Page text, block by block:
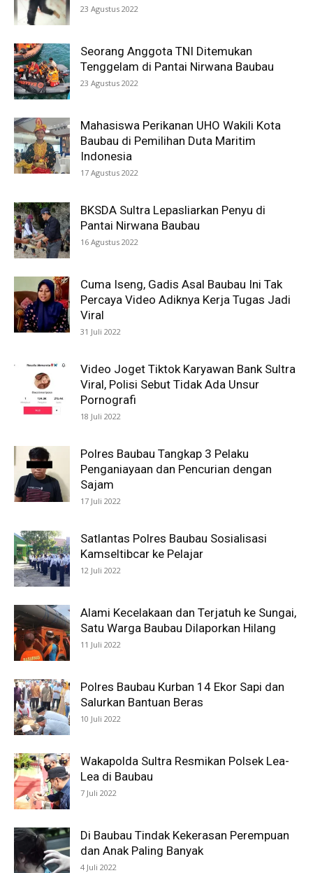
23 Agustus 2022
Seorang Anggota TNI Ditemukan
Tenggelam di Pantai Nirwana Baubau
23 Agustus 2022
Mahasiswa Perikanan UHO Wakili Kota
Baubau di Pemilihan Duta Maritim
Indonesia
17 Agustus 2022
BKSDA Sultra Lepasliarkan Penyu di
Pantai Nirwana Baubau
16 Agustus 2022
Cuma Iseng, Gadis Asal Baubau Ini Tak
Percaya Video Adiknya Kerja Tugas Jadi
Viral
31 Juli 2022
Video Joget Tiktok Karyawan Bank Sultra
Viral, Polisi Sebut Tidak Ada Unsur
Pornografi
18 Juli 2022
Polres Baubau Tangkap 3 Pelaku
Penganiayaan dan Pencurian dengan
Sajam
17 Juli 2022
Satlantas Polres Baubau Sosialisasi
Kamseltibcar ke Pelajar
12 Juli 2022
Alami Kecelakaan dan Terjatuh ke Sungai,
Satu Warga Baubau Dilaporkan Hilang
11 Juli 2022
Polres Baubau Kurban 14 Ekor Sapi dan
Salurkan Bantuan Beras
10 Juli 2022
Wakapolda Sultra Resmikan Polsek Lea-
Lea di Baubau
7 Juli 2022
Di Baubau Tindak Kekerasan Perempuan
dan Anak Paling Banyak
4 Juli 2022